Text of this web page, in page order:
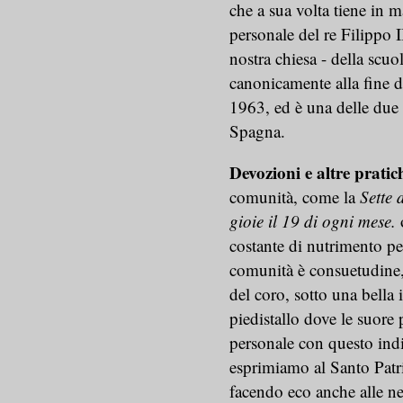
che a sua volta tiene in
personale del re Filippo
nostra chiesa - della
canonicamente alla fine
1963, ed è una delle
Spagna.
Devozioni e altre
comunità, come laSette
gioie il 19 di ogni mese.
costante di nutrimento
comunità è
del coro, sotto una bella
piedistallo dove le
personale con questo
esprimiamo al Santo
facendo eco anche alle